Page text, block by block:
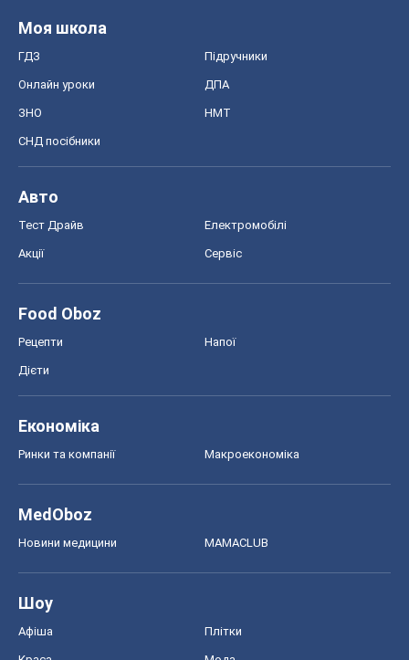
Моя школа
ГДЗ Підручники
Онлайн уроки ДПА
ЗНО НМТ
СНД посібники
Авто
Тест Драйв Електромобілі
Акції Сервіс
Food Oboz
Рецепти Напої
Дієти
Економіка
Ринки та компанії Макроекономіка
MedOboz
Новини медицини MAMACLUB
Шоу
Афіша Плітки